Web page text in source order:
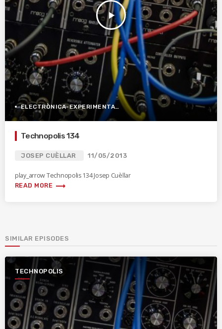
play_arrow
ELECTRÒNICA-EXPERIMENTAL
Technopolis 134
JOSEP CUÈLLAR 11/05/2013
play_arrow Technopolis 134 Josep Cuèllar
READ MORE trending_flat
SIMILAR EPISODES
TECHNOPOLIS